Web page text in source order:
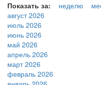
Показать за: неделю
август 2026
июль 2026
июнь 2026
май 2026
апрель 2026
март 2026
февраль 2026